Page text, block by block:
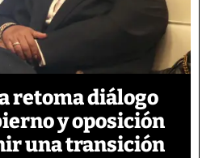
retoma diálogo
y oposición
una transición